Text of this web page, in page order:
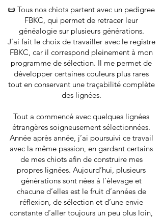
📜 Tous nos chiots partent avec un pedigree
FBKC, qui permet de retracer leur
généalogie sur plusieurs générations.
J’ai fait le choix de travailler avec le registre
FBKC, car il correspond pleinement à mon
programme de sélection. Il me permet de
développer certaines couleurs plus rares
tout en conservant une traçabilité complète
des lignées.
Tout a commencé avec quelques lignées
étrangères soigneusement sélectionnées.
Année après année, j’ai poursuivi ce travail
avec la même passion, en gardant certains
de mes chiots afin de construire mes
propres lignées. Aujourd’hui, plusieurs
générations sont nées à l’élevage et
chacune d’elles est le fruit d’années de
réflexion, de sélection et d’une envie
constante d’aller toujours un peu plus loin,